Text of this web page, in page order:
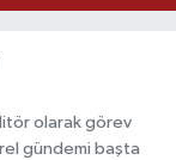
olarak görev
gündemi başta